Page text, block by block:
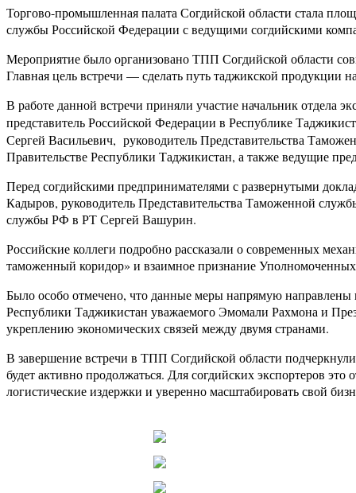
Торгово-промышленная палата Согдийской области стала
службы Российской Федерации с ведущими согдийскими
Мероприятие было организовано ТПП Согдийской области
Главная цель встречи — сделать путь таджикской
В работе данной встречи приняли участие начальник
представитель Российской Федерации в Республике
Сергей Васильевич, руководитель Представительства
Правительстве Республики Таджикистан, а также ведущие
Перед согдийскими предпринимателями с развернутыми
Кадыров, руководитель Представительства Таможенной
службы РФ в РТ Сергей Вашурин.
Российские коллеги подробно рассказали о современных
таможенный коридор» и взаимное признание
Было особо отмечено, что данные меры напрямую
Республики Таджикистан уважаемого Эмомали Рахмона и
укреплению экономических связей между двумя странами.
В завершение встречи в ТПП Согдийской области
будет активно продолжаться. Для согдийских экспортеров
логистические издержки и уверенно масштабировать свой